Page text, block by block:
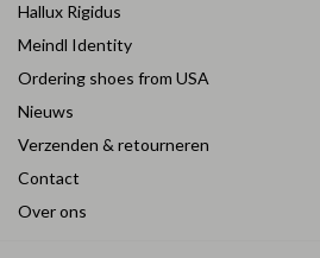
Hallux Rigidus
Meindl Identity
Ordering shoes from USA
Nieuws
Verzenden & retourneren
Contact
Over ons